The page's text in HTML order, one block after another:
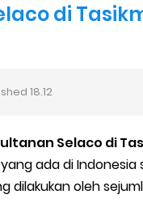
Diterima
Sendiri dan
di
18.12
Selaco di
ada di
dilakukan oleh